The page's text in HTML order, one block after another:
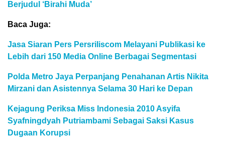
Berjudul ‘Birahi Muda’
Baca Juga:
Jasa Siaran Pers Persriliscom Melayani Publikasi ke
Lebih dari 150 Media Online Berbagai Segmentasi
Polda Metro Jaya Perpanjang Penahanan Artis Nikita
Mirzani dan Asistennya Selama 30 Hari ke Depan
Kejagung Periksa Miss Indonesia 2010 Asyifa
Syafningdyah Putriambami Sebagai Saksi Kasus
Dugaan Korupsi